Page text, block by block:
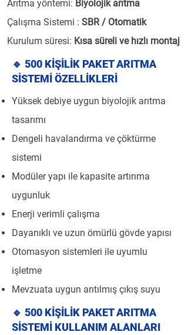
Arıtma yöntemi: Biyolojik arıtma
Çalışma Sistemi : SBR / Otomatik
Kurulum süresi: Kısa süreli ve hızlı montaj
🔹 500 KİŞİLİK PAKET ARITMA
SİSTEMİ ÖZELLİKLERİ
Yüksek debiye uygun biyolojik arıtma
tasarımı
Dengeli havalandırma ve çöktürme
sistemi
Modüler yapı ile kapasite artırıma
uygunluk
Enerji verimli çalışma
Dayanıklı ve uzun ömürlü gövde yapısı
Otomasyon sistemleri ile uyumlu
işletme
Mevzuata uygun arıtılmış çıkış suyu
🔹 500 KİŞİLİK PAKET ARITMA
SİSTEMİ KULLANIM ALANLARI